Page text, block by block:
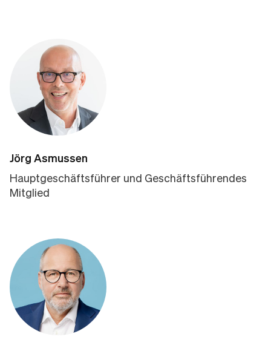
Jörg Asmussen
Hauptgeschäftsführer und Geschäftsführendes
Mitglied